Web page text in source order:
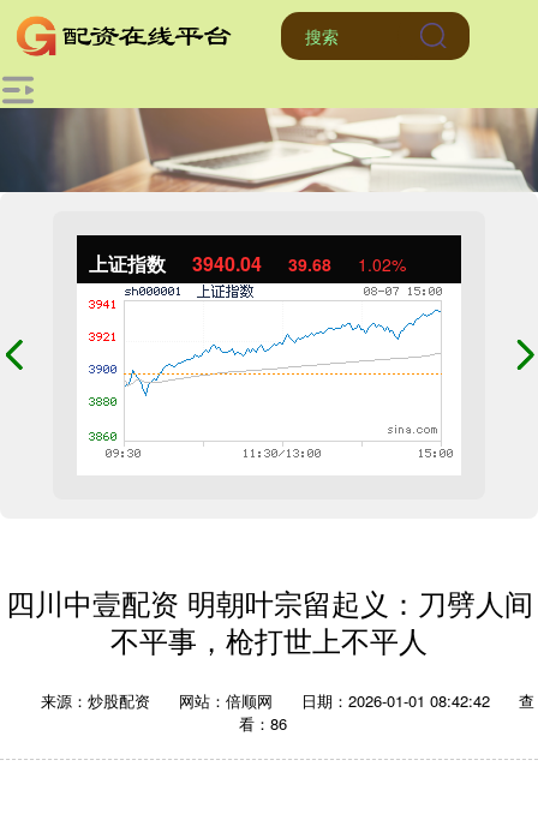
上证指数 3940.04 39.68 1.02%
四川中壹配资 明朝叶宗留起义：刀劈人间
不平事，枪打世上不平人
来源：炒股配资 网站：倍顺网 日期：2026-01-01 08:42:42
查
看：86